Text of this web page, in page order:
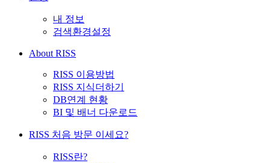
내 정보
검색환경설정
About RISS
RISS 이용방법
RISS 지식더하기
DB연계 현황
BI 및 배너 다운로드
RISS 처음 방문 이세요?
RISS란?